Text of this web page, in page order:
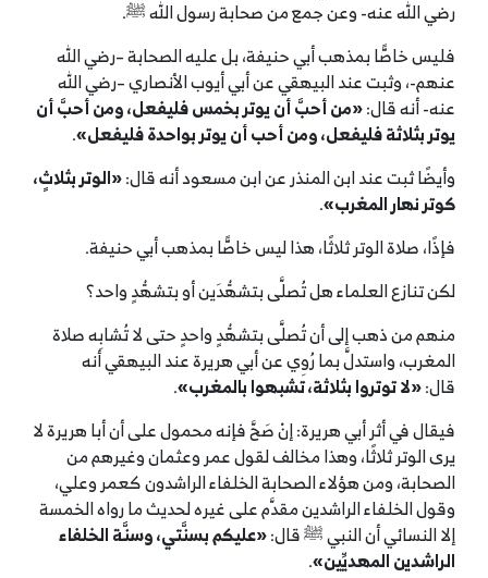
رضي الله عنه- وعن جمع من صحابة رسول الله ﷺ.
فليس خاصًّا بمذهب أبي حنيفة، بل عليه الصحابة –رضي الله
عنهم-، وثبت عند البيهقي عن أبي أيوب الأنصاري –رضي الله
عنه- أنه قال:«من أحبَّ أن يوتر بخمس فليفعل، ومن أحبَّ أن
يوتر بثلاثة فليفعل، ومن أحب أن يوتر بواحدة فليفعل».
وأيضًا ثبت عند ابن المنذر عن ابن مسعود أنه قال:«الوتر بثلاثٍ،
كوتر نهار المغرب».
فإذًا، صلاة الوتر ثلاثًا، هذا ليس خاصًّا بمذهب أبي حنيفة.
لكن تنازع العلماء هل تُصلَّى بتشهُّدَين أو بتشهُّدٍ واحد؟
منهم من ذهب إلى أن تُصلَّى بتشهُّدٍ واحدٍ حتى لا تُشابِه صلاة
المغرب، واستدلَّ بما رُوِي عن أبي هريرة عند البيهقي أنه
قال:«لا توتروا بثلاثة، تشبهوا بالمغرب».
فيقال في أثر أبي هريرة: إنْ صَحَّ فإنه محمول على أن أبا هريرة لا
يرى الوتر ثلاثًا، وهذا مخالف لقول عمر وعثمان وغيرهم من
الصحابة، ومن هؤلاء الصحابة الخلفاء الراشدون كعمر وعلي،
وقول الخلفاء الراشدين مقدَّم على غيره لحديث ما رواه الخمسة
إلا النسائي أن النبي ﷺ قال:«عليكم بسنَّتي، وسنَّة الخلفاء
الراشدين المهديِّين».